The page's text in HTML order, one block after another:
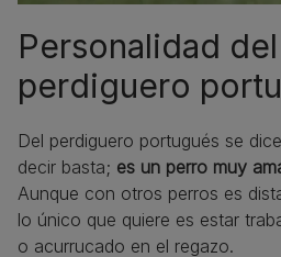
Personalidad
perdiguero
Del perdiguero portugués se
decir basta; es un perro muy
Aunque con otros perros es
lo único que quiere es estar
o acurrucado en el regazo.